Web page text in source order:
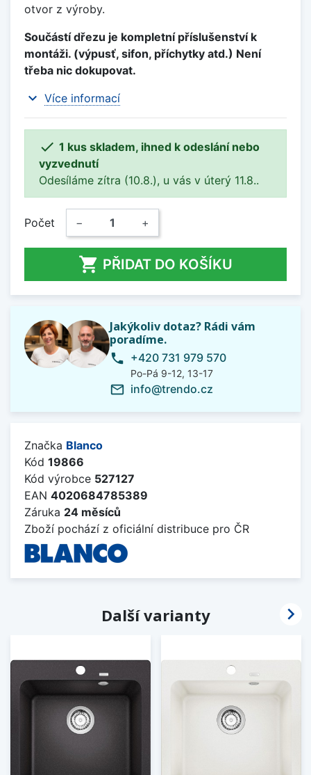
otvor z výroby.
Součástí dřezu je kompletní příslušenství k
montáži. (výpusť, sifon, příchytky atd.) Není
třeba nic dokupovat.
expand_more Více informací
 1 kus skladem, ihned k odeslání nebo
vyzvednutí
Odesíláme zítra (10.8.), u vás v úterý 11.8..
Počet − +
 PŘIDAT DO KOŠÍKU
Jakýkoliv dotaz? Rádi vám
poradíme.
phone +420 731 979 570
Po-Pá 9-12, 13-17
mail_outline info@trendo.cz
Značka Blanco
Kód 19866
Kód výrobce 527127
EAN 4020684785389
Záruka 24 měsíců
Zboží pochází z oficiální distribuce pro ČR
Další varianty 